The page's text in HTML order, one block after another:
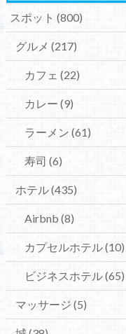
スポット (800)
グルメ (217)
カフェ (22)
カレー (9)
ラーメン (61)
寿司 (6)
ホテル(435)
Airbnb (8)
カプセルホテル(10)
ビジネスホテル(65)
マッサージ (5)